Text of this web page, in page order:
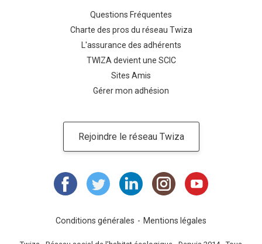
Questions Fréquentes
Charte des pros du réseau Twiza
L'assurance des adhérents
TWIZA devient une SCIC
Sites Amis
Gérer mon adhésion
Rejoindre le réseau Twiza
Conditions générales Mentions légales